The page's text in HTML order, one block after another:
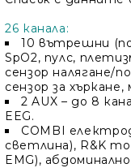
26 канала:
10 вътрешни
SpO2, пулс,
сензор налягане/
сензор за
2 AUX – до 8
EEG.
COMBI
светлина), R&K
EMG),